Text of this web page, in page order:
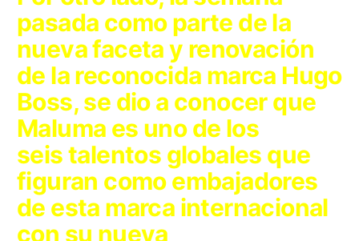
pasada como parte de la
nueva faceta y renovación
de la reconocida marca Hugo
Boss, se dio a conocer que
Maluma es uno de los
seis talentos globales que
figuran como embajadores
de esta marca internacional
con su nueva